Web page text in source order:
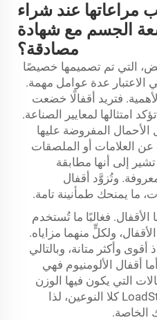
مراعاتها عند شراء
الجسم مع شهادة
مصادقة؟
التي تم تصميمها خصيصًا
الاعتبار عدة عوامل مهمة.
فتريد أقفالًا خضعت
امتثالها لمعايير الصناعة.
المفروضة عليها
العلامات أو الملصقات
إلى أنها مطابقة
وتُزوَّد أقفال
فغالبًا ما تُستخدم
ولكلٍّ منهما مزاياه.
وأكثر متانة، وبالتالي
أقفال الألومنيوم فهي
التي يكون فيها الوزن
عاملًا حاسمًا. وتوفِّر شركة LoadStar كلا النوعين، لذا
الخاصة.